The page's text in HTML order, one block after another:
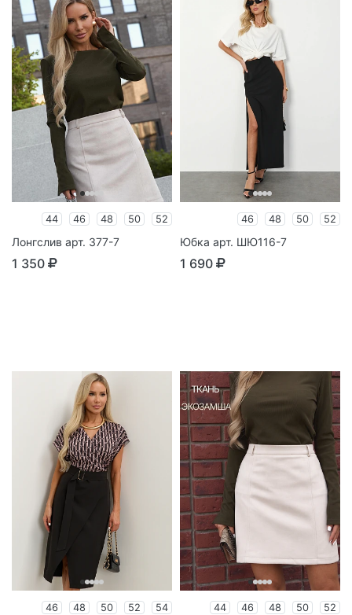
44 46 48 50 52
Лонгслив арт. 377-7
1 350
46 48 50 52
Юбка арт. ШЮ116-7
1 690
46 48 50 52 54 44 46 48 50 52